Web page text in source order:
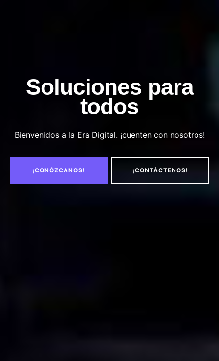
Soluciones para
todos
Bienvenidos a la Era Digital. ¡cuenten con nosotros!
¡CONÓZCANOS! ¡CONTÁCTENOS!